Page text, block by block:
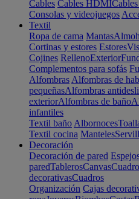
Cables Cables HDMI
Consolas y videojuegos
Textil
Ropa de cama Mantas
Cortinas y estores Estores
Cojines RellenoExterior
Complementos para sofás
Alfombras Alfombras de
pequeñasAlfombras
exteriorAlfombras de baño
infantiles
Textil baño Albornoces
Textil cocina Manteles
Decoración
Decoración de pared
paredTablerosCanvas
decorativasCuadros
Organización Cajas